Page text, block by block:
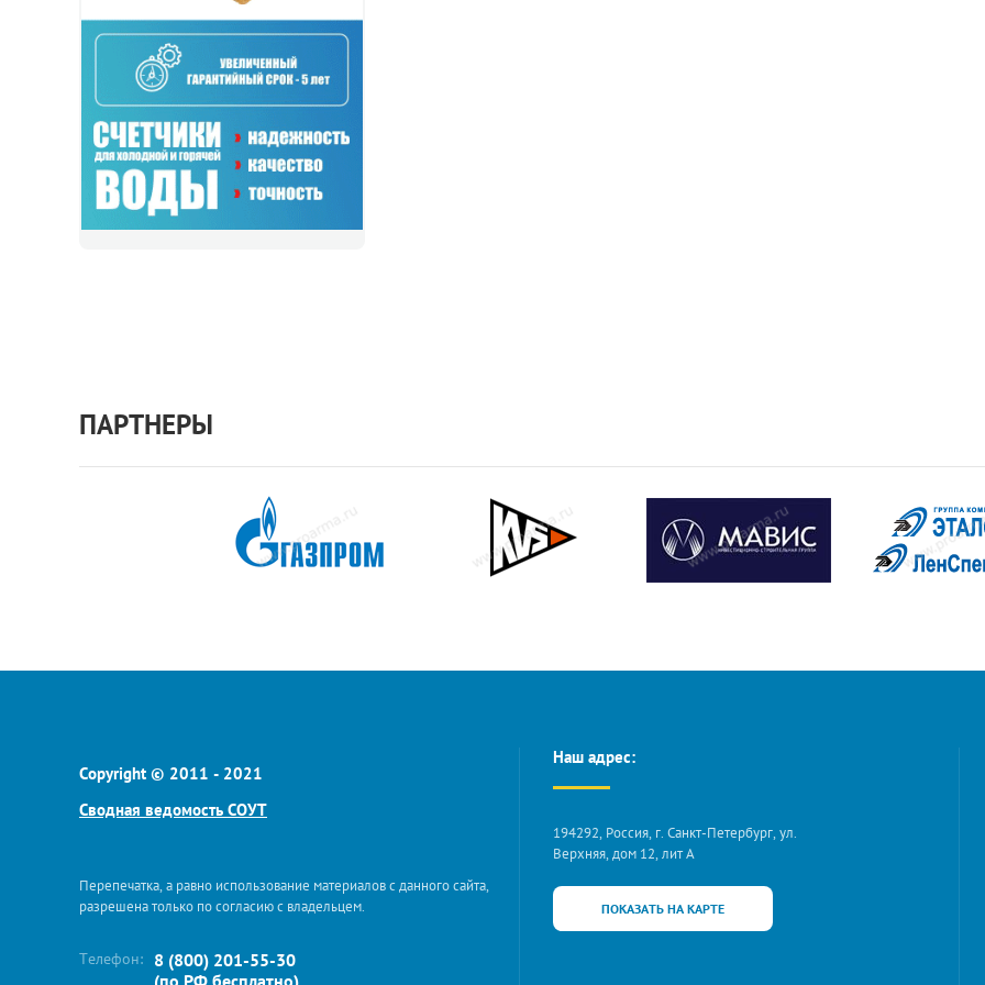
ПАРТНЕРЫ
Copyright © 2011 - 2021
Сводная ведомость СОУТ
Перепечатка, а равно использование материалов с данного сайта,
разрешена только по согласию с владельцем.
Телефон:
8 (800) 201-55-30
Наш адрес:
194292, Россия, г. Санкт-Петербург, ул.
Верхняя, дом 12, лит А
ПОКАЗАТЬ НА КАРТЕ